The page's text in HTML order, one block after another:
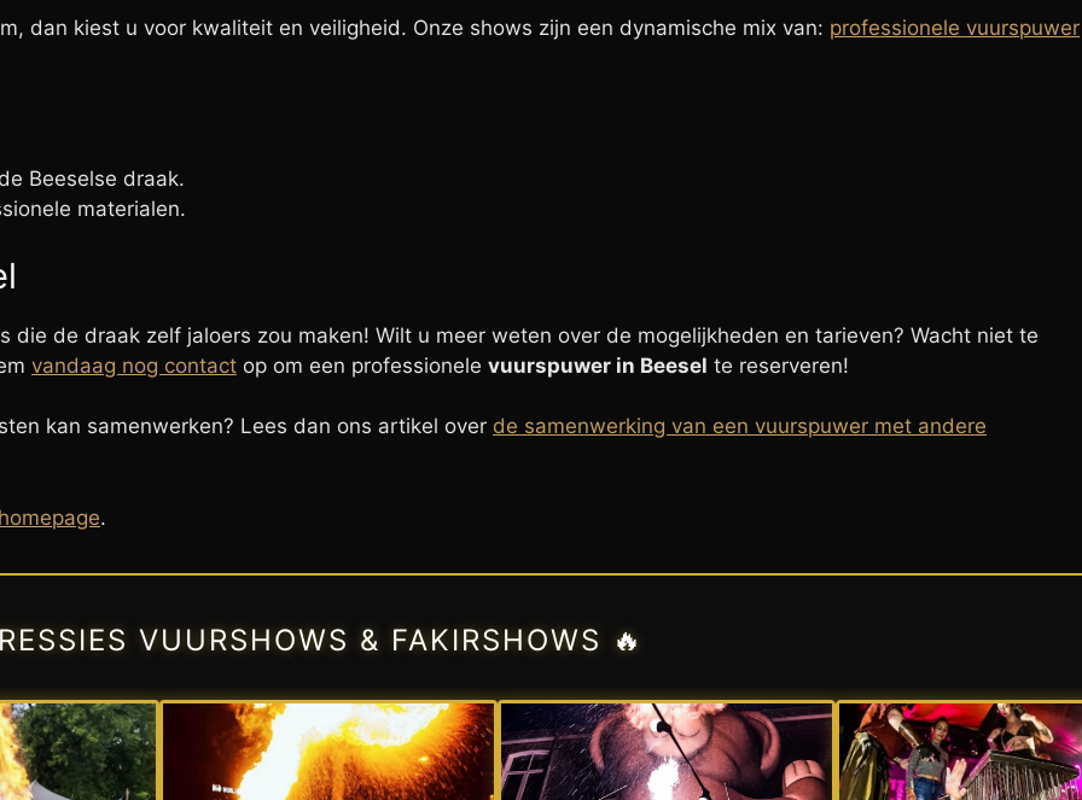
dan kiest u voor kwaliteit en veiligheid. Onze shows zijn een dynamische mix van: professionele vuurspuwer
Beeselse draak.
materialen.
de draak zelf jaloers zou maken! Wilt u meer weten over de mogelijkheden en tarieven? Wacht niet te
vandaag nog contact op om een professionele vuurspuwer in Beesel te reserveren!
kan samenwerken? Lees dan ons artikel over de samenwerking van een vuurspuwer met andere
.
VUURSHOWS & FAKIRSHOWS 🔥